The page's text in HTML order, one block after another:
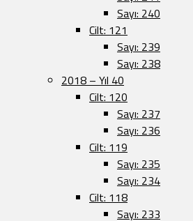
Sayı: 240
Cilt: 121
Sayı: 239
Sayı: 238
2018 – Yıl 40
Cilt: 120
Sayı: 237
Sayı: 236
Cilt: 119
Sayı: 235
Sayı: 234
Cilt: 118
Sayı: 233